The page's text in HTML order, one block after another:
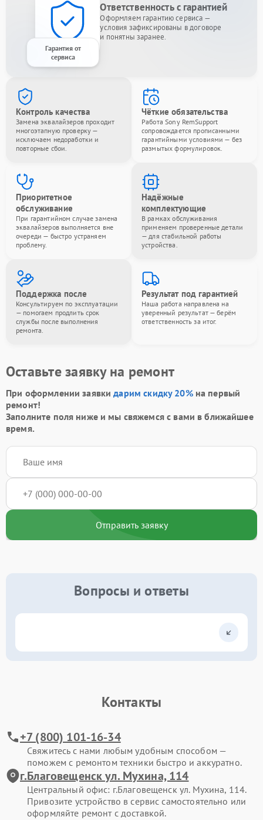
Гарантия от
сервиса
Ответственность с гарантией
Оформляем гарантию сервиса —
условия зафиксированы в договоре
и понятны заранее.
Контроль качества
Замена эквалайзеров проходит
многоэтапную проверку —
исключаем недоработки и
повторные сбои.
Чёткие обязательства
Работа Sony RemSupport
сопровождается прописанными
гарантийными условиями — без
размытых формулировок.
Приоритетное
обслуживание
При гарантийном случае замена
эквалайзеров выполняется вне
очереди — быстро устраняем
проблему.
Надёжные
комплектующие
В рамках обслуживания
применяем проверенные детали
— для стабильной работы
устройства.
Поддержка после
Консультируем по эксплуатации
— помогаем продлить срок
службы после выполнения
ремонта.
Результат под гарантией
Наша работа направлена на
уверенный результат — берём
ответственность за итог.
Оставьте заявку на ремонт
При оформлении заявкидарим скидку 20%на первый
ремонт!
Заполните поля ниже и мы свяжемся с вами в ближайшее
время.
Отправить заявку
Вопросы и ответы
Контакты
+7 (800) 101-16-34
Свяжитесь с нами любым удобным способом —
поможем с ремонтом техники быстро и аккуратно.
г.Благовещенск ул. Мухина, 114
Центральный офис: г.Благовещенск ул. Мухина, 114.
Привозите устройство в сервис самостоятельно или
оформляйте ремонт с доставкой.